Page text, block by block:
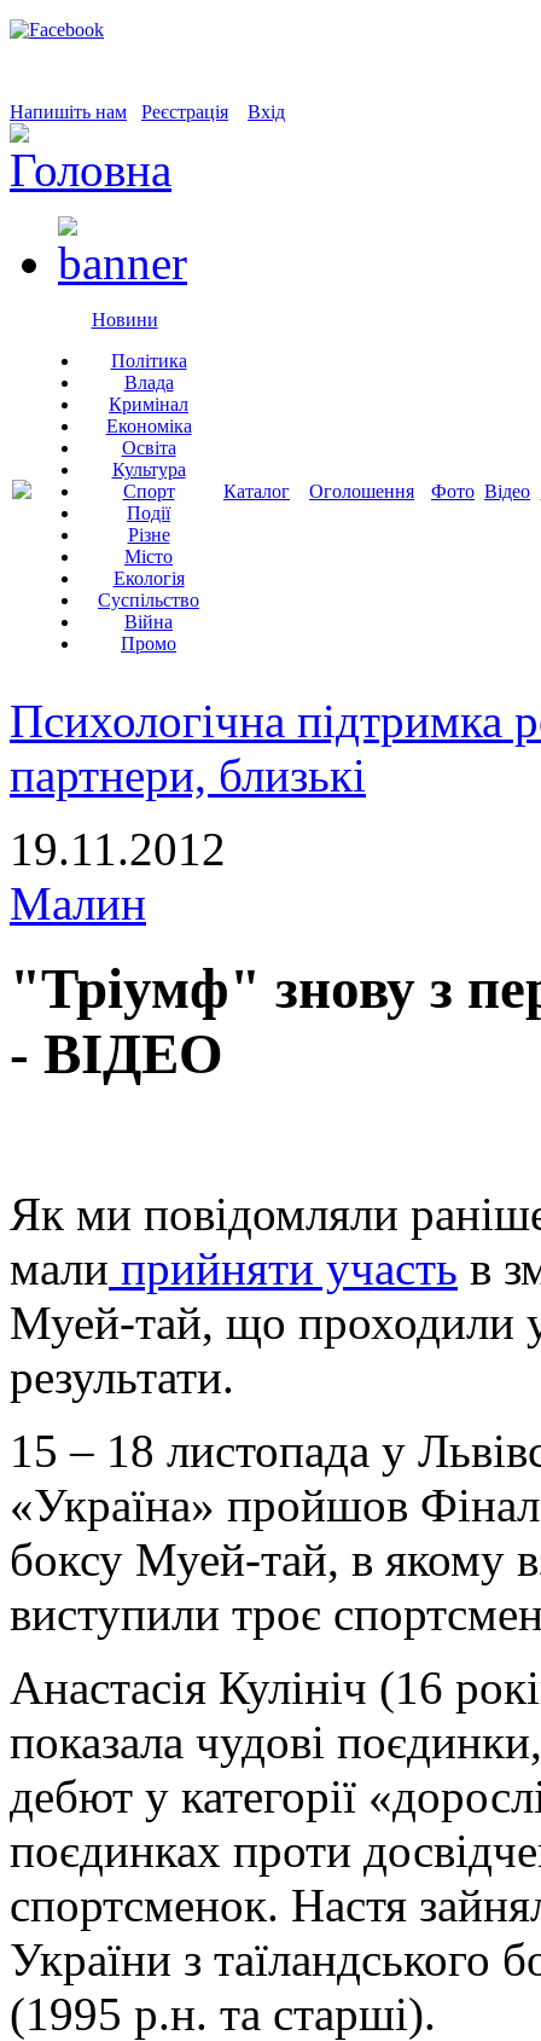
Напишіть нам Реєстрація Вхід
Новини
Політика
Влада
Кримінал
Економіка
Освіта
Культура
Спорт
Події
Різне
Місто
Екологія
Суспільство
Війна
Промо
Каталог Оголошення Фото Відео
Психологічна підтримка
партнери, близькі
19.11.2012
Малин
"Тріумф" знову з
- ВІДЕО
Як ми повідомляли
мали прийняти участь в
Муей-тай, що проходили
результати.
15 – 18 листопада у
«Україна» пройшов
боксу Муей-тай, в якому
виступили троє
Анастасія Кулініч (16
показала чудові
дебют у категорії
поєдинках проти
спортсменок. Настя
України з таїландського
(1995 р.н. та старші).